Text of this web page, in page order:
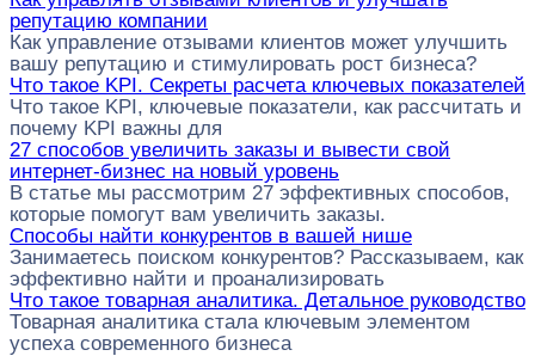
репутацию компании
Как управление отзывами клиентов может улучшить
вашу репутацию и стимулировать рост бизнеса?
Что такое KPI. Секреты расчета ключевых показателей
Что такое KPI, ключевые показатели, как рассчитать и
почему KPI важны для
27 способов увеличить заказы и вывести свой
интернет-бизнес на новый уровень
В статье мы рассмотрим 27 эффективных способов,
которые помогут вам увеличить заказы.
Способы найти конкурентов в вашей нише
Занимаетесь поиском конкурентов? Рассказываем, как
эффективно найти и проанализировать
Что такое товарная аналитика. Детальное руководство
Товарная аналитика стала ключевым элементом
успеха современного бизнеса